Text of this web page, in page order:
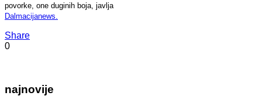
povorke, one duginih boja, javlja
Dalmacijanews.
Share
0
najnovije